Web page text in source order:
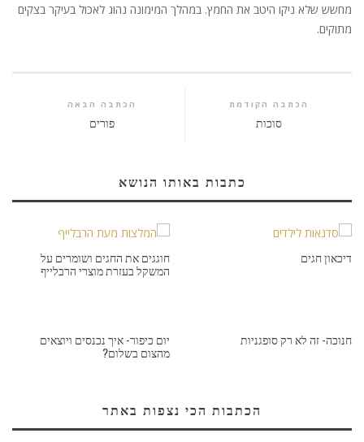
מחשש שלא ניקו היטב את החמץ. במהלך המימונה נהוג לאכול בעיקר בצקים
מתוקים.
הכתבה הקודמת
סוכות
הכתבה הבאה
פורים
כתבות באותו הנושא
דיכאון חגים חוגגים את החגים ושומרים על
המשקל בעזרת מוצרי הרבלייף
חנוכה- זה לא רק סופגניות יום כיפור- איך נכנסים ויוצאים
מהצום בשלום?
הכתבות הכי נצפות באתר